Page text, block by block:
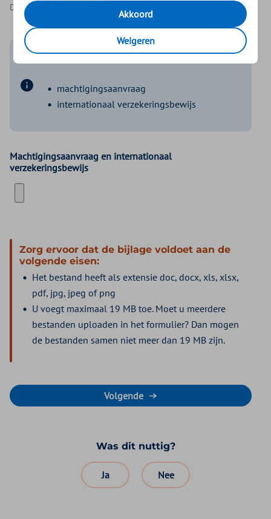
DD-MM-JJJJ
Voegt u hier onderstaande documenten toe:
machtigingsaanvraag
internationaal verzekeringsbewijs
Machtigingsaanvraag en internationaal
verzekeringsbewijs
Zorg ervoor dat de bijlage voldoet aan de
volgende eisen:
Het bestand heeft als extensie doc, docx, xls, xlsx,
pdf, jpg, jpeg of png
U voegt maximaal 19 MB toe. Moet u meerdere
bestanden uploaden in het formulier? Dan mogen
de bestanden samen niet meer dan 19 MB zijn.
Volgende
Was dit nuttig?
Ja Nee
Akkoord
Weigeren